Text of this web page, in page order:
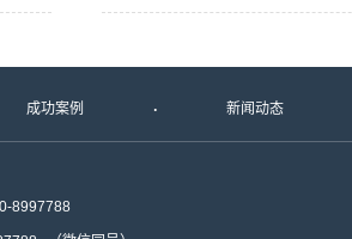
成功案例 新闻动态
8997788